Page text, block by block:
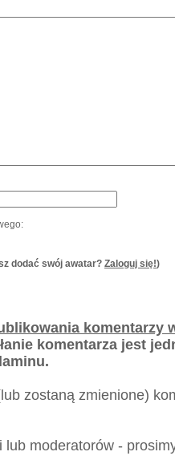
dodać swój awatar? Zaloguj się!)
komentarzy
komentarza jest
zostaną zmienione)
moderatorów -